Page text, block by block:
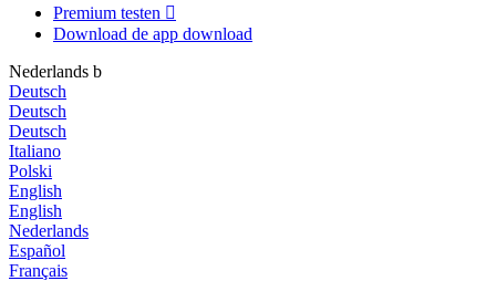
Premium testen 
Download de app download
Nederlands b
Deutsch
Deutsch
Deutsch
Italiano
Polski
English
English
Nederlands
Español
Français